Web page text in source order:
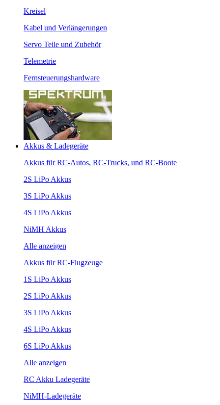
Kreisel
Kabel und Verlängerungen
Servo Teile und Zubehör
Telemetrie
Fernsteuerungshardware
Akkus & Ladegeräte
Akkus für RC-Autos, RC-Trucks, und RC-Boote
2S LiPo Akkus
3S LiPo Akkus
4S LiPo Akkus
NiMH Akkus
Alle anzeigen
Akkus für RC-Flugzeuge
1S LiPo Akkus
2S LiPo Akkus
3S LiPo Akkus
4S LiPo Akkus
6S LiPo Akkus
Alle anzeigen
RC Akku Ladegeräte
NiMH-Ladegeräte